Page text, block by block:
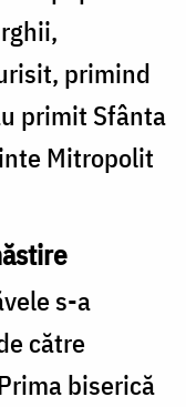
primind
primit Sfânta
Mitropolit
s-a
către
biserică